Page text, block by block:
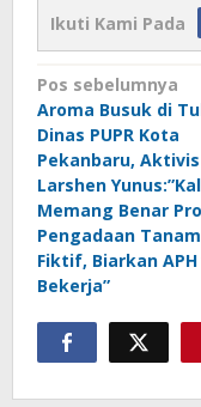
Ikuti Kami Pada
Navigasi
pos
Pos sebelumnya
Aroma Busuk di
Dinas PUPR Kota
Pekanbaru, Aktivis
Larshen
Memang Benar
Pengadaan
Fiktif, Biarkan
Bekerja”